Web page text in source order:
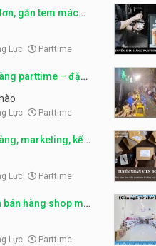
gắn tem mác
Lực Parttime
parttime – đặc
Lực Parttime
marketing, kế
Lực Parttime
bán hàng shop mỹ
Lực Parttime